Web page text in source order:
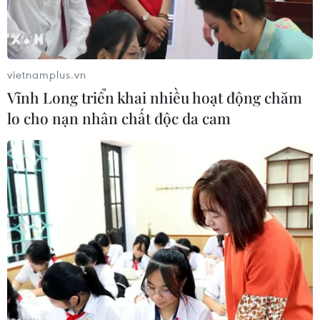
Đại sứ Nga tại Mỹ Alexander Darchiev. (Ảnh: TASS)
Ngày 6/3, Giám đốc Vụ Bắc Đại Tây Dương thuộc
Bộ Ngoại giao Nga Alexander Darchiev đã được
Tổng thống Vladimir Putin ký sắc lệnh bổ
nhiệm làm Đại sứ Nga tại Mỹ.
vietnamplus.vn
Vĩnh Long triển khai nhiều hoạt động chăm
lo cho nạn nhân chất độc da cam